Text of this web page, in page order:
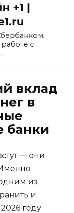
+1 |
с
вклад
в
банки
— они
из
и
году